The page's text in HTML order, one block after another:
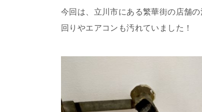
今回は、立川市にある繁華街の店舗
回りやエアコンも汚れていました！